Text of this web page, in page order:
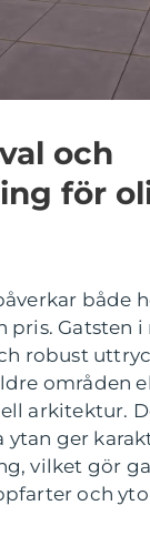
och
för
både
pris. Gatsten
robust
områden
arkitektur.
ger
vilket gör
och